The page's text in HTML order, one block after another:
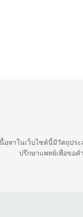
อหาในเว็บไซต์นี้มีวัตถุปร
ปรึกษาแพทย์เพื่อขอค